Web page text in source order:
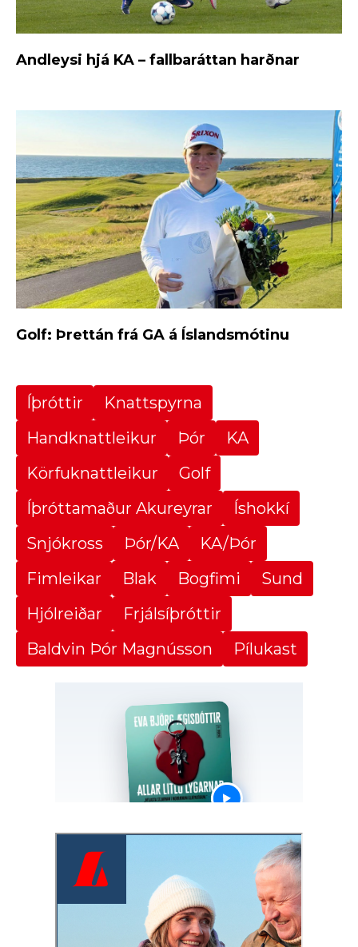
Andleysi hjá KA – fallbaráttan harðnar
Golf: Þrettán frá GA á Íslandsmótinu
Íþróttir
Knattspyrna
Handknattleikur
Þór
KA
Körfuknattleikur
Golf
Íþróttamaður Akureyrar
Íshokkí
Snjókross
Þór/KA
KA/Þór
Fimleikar
Blak Bogfimi
Sund
Hjólreiðar
Frjálsíþróttir
Baldvin Þór Magnússon
Pílukast